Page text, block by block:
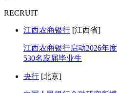
RECRUIT
江西农商银行 [江西省]
江西农商银行启动2026年
530名应届毕业生
央行 [北京]